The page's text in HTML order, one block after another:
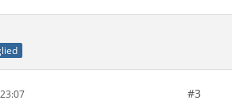
#3